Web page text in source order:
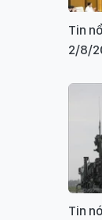
Tin
2/8/
Tin